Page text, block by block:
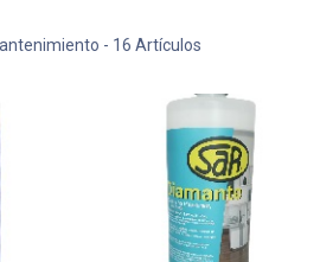
- 16 Artículos